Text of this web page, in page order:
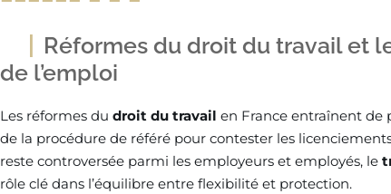
Réformes du droit du travail et
de l’emploi
Les réformes du droit du travail en France entraînent de
de la procédure de référé pour contester les
reste controversée parmi les employeurs et employés, le
rôle clé dans l’équilibre entre flexibilité et protection.